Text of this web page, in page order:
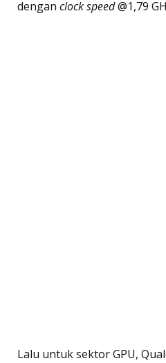
dengan clock speed@1,79
Lalu untuk sektor GPU,